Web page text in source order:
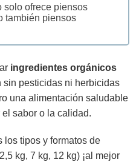
solo ofrece piensos
también piensos
ingredientes orgánicos
sin pesticidas ni herbicidas
una alimentación saludable
sabor o la calidad.
los tipos y formatos de
kg, 7 kg, 12 kg) ¡al mejor